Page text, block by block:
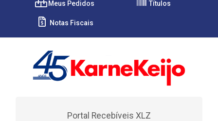
Meus Pedidos Títulos
Notas Fiscais
Portal Recebíveis XLZ